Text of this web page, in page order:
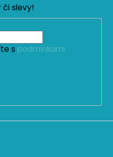
či slevy!
s podmínkami